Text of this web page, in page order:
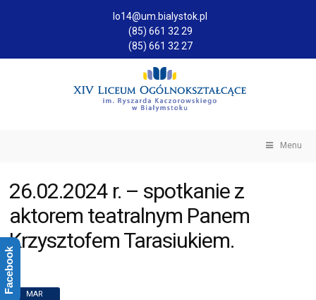
lo14@um.bialystok.pl
(85) 661 32 29
(85) 661 32 27
Menu
26.02.2024 r. – spotkanie z
aktorem teatralnym Panem
Krzysztofem Tarasiukiem.
MAR
Facebook